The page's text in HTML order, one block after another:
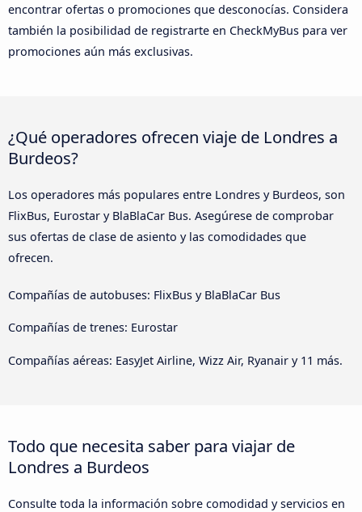
encontrar ofertas o promociones que desconocías. Considera
también la posibilidad de registrarte en CheckMyBus para ver
promociones aún más exclusivas.
¿Qué operadores ofrecen viaje de Londres a
Burdeos?
Los operadores más populares entre Londres y Burdeos, son
FlixBus, Eurostar y BlaBlaCar Bus. Asegúrese de comprobar
sus ofertas de clase de asiento y las comodidades que
ofrecen.
Compañías de autobuses: FlixBus y BlaBlaCar Bus
Compañías de trenes: Eurostar
Compañías aéreas: EasyJet Airline, Wizz Air, Ryanair y 11 más.
Todo que necesita saber para viajar de
Londres a Burdeos
Consulte toda la información sobre comodidad y servicios en